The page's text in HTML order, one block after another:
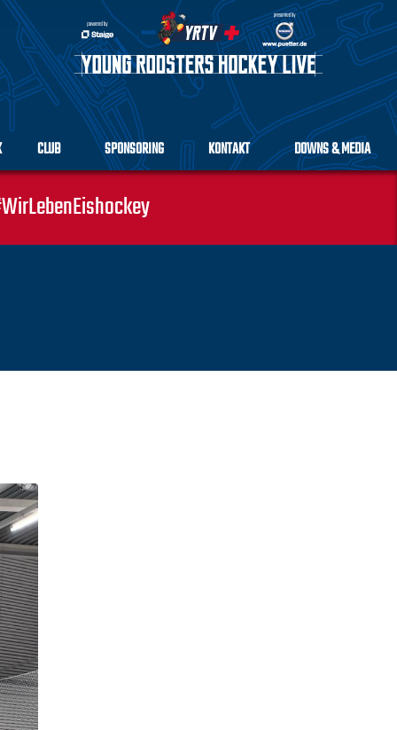
CLUB SPONSORING KONTAKT DOWNS & MEDIA